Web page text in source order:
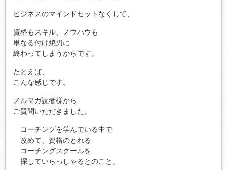
ビジネスのマインドセットなくして、
資格もスキル、ノウハウも
単なる付け焼刃に
終わってしまうからです。
たとえば、
こんな感じです。
メルマガ読者様から
ご質問いただきました。
コーチングを学んでいる中で
改めて、資格のとれる
コーチングスクールを
探していらっしゃるとのこと。